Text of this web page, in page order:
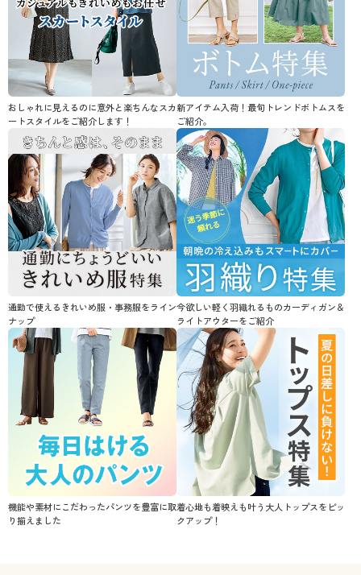
おしゃれに見えるのに意外と楽ちんなスカ
ートスタイルをご紹介します！
新アイテム入荷！最旬トレンドボトムスを
ご紹介。
通勤で使えるきれいめ服・事務服をライン
ナップ
今欲しい軽く羽織れるものカーディガン＆
ライトアウターをご紹介
機能や素材にこだわったパンツを豊富に取
り揃えました
着心地も着映えも叶う大人トップスをピッ
クアップ！